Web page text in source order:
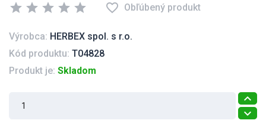
star star star star star favorite_border Obľúbený produkt
Výrobca: HERBEX spol. s r.o.
Kód produktu: T04828
Produkt je: Skladom